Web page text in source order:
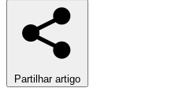
Partilhar artigo